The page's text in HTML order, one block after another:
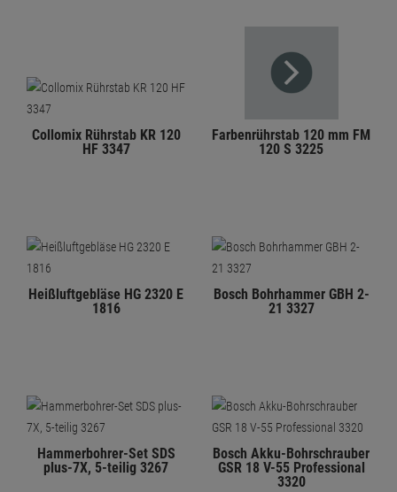
Collomix Rührstab KR 120
HF 3347
Farbenrührstab 120 mm FM
120 S 3225
Heißluftgebläse HG 2320 E
1816
Bosch Bohrhammer GBH 2-
21 3327
Hammerbohrer-Set SDS
plus-7X, 5-teilig 3267
Bosch Akku-Bohrschrauber
GSR 18 V-55 Professional
3320